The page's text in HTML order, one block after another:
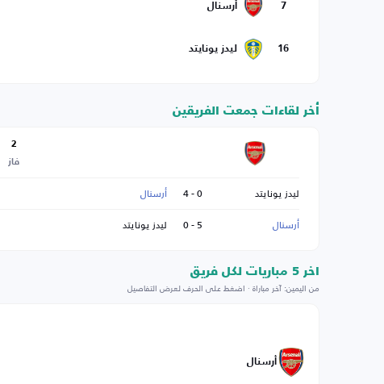
7 أرسنال
16 ليدز يونايتد
أخر لقاءات جمعت الفريقين
2
فاز
ليدز يونايتد 0 - 4 أرسنال
أرسنال
5 - 0 ليدز يونايتد
اخر 5 مباريات لكل فريق
من اليمين: آخر مباراة · اضغط على الحرف لعرض التفاصيل
أرسنال